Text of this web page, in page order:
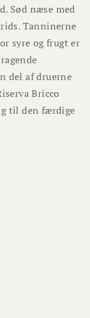
Sød næse med
Tanninerne
syre og frugt er
del af druerne
Bricco
til den færdige